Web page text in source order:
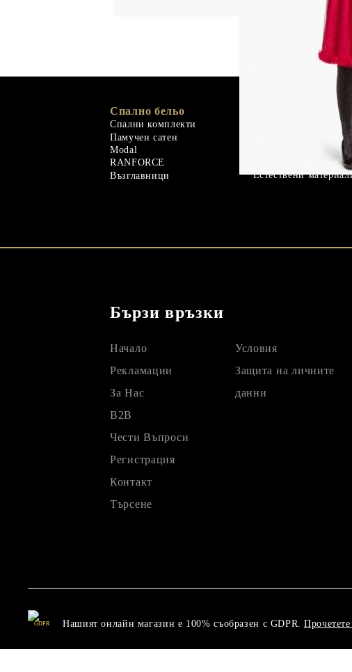
Спално бельо
Спални комплекти
Памучен сатен
Modal
RANFORCE
Възглавници
Естествени
Естествени
Бързи връзки
Начало
Рекламации
За Нас
B2B
Чести Въпроси
Регистрация
Контакт
Търсене
Условия
Защита на личните
данни
GDPR Нашият онлайн магазин е 100% съобразен с GDPR.